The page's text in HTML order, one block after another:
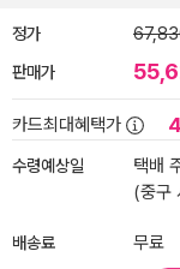
정가
판매가
카드최대혜택가
수령예상일
택배
(중구
배송료
무료